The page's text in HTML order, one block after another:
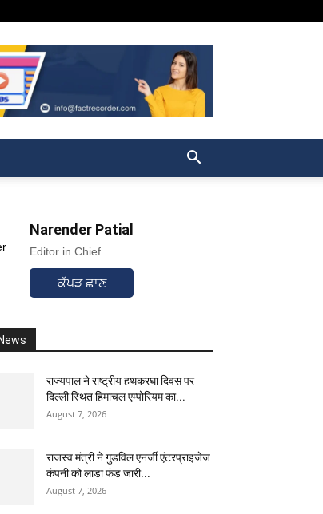
Narender Patial
Editor in Chief
ਕੱਪੜ ਛਾਣ
राज्यपाल ने राष्ट्रीय हथकरघा दिवस पर
दिल्ली स्थित हिमाचल एम्पोरियम का...
August 7, 2026
राजस्व मंत्री ने गुडविल एनर्जी एंटरप्राइजेज
कंपनी को लाडा फंड जारी...
August 7, 2026